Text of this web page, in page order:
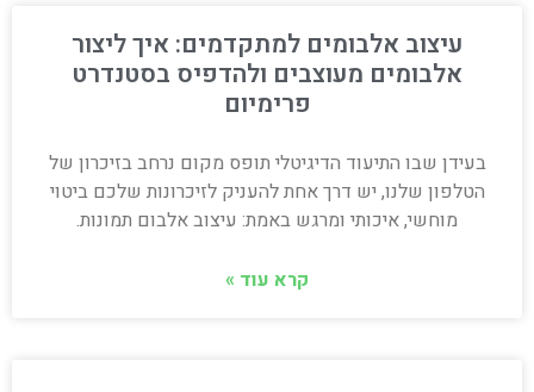
עיצוב אלבומים למתקדמים: איך ליצור
אלבומים מעוצבים ולהדפיס בסטנדרט
פרימיום
בעידן שבו התיעוד הדיגיטלי תופס מקום נרחב בזיכרון של
הטלפון שלנו, יש דרך אחת להעניק לזיכרונות שלכם ביטוי
מוחשי, איכותי ומרגש באמת: עיצוב אלבום תמונות.
קרא עוד »